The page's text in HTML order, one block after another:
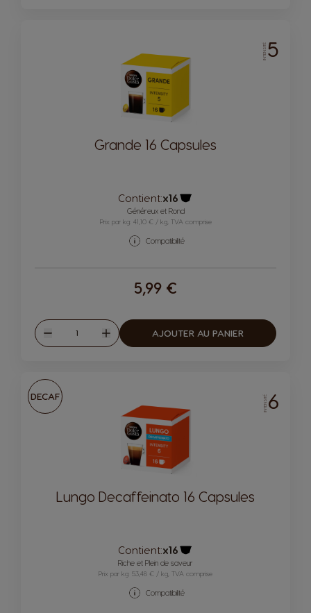
INTENSITÉ5
Grande 16 Capsules
Contient:x16
Icône capsules
Généreux et Rond
Prix par kg: 41,10 € / kg, TVA comprise
Compatibilité
5,99 €
Diminuer
Quantité
Augmenter
AJOUTER AU PANIER
DECAF INTENSITÉ6
Lungo Decaffeinato 16 Capsules
Contient:x16
Icône capsules
Riche et Plein de saveur​
Prix par kg: 53,48 € / kg, TVA comprise
Compatibilité